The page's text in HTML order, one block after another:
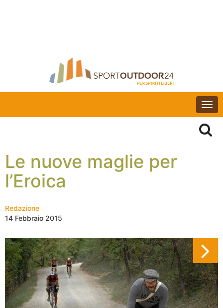
Le nuove maglie per
l’Eroica
Redazione
14 Febbraio 2015